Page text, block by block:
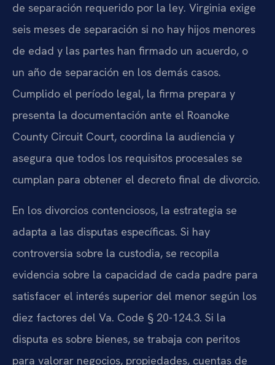
de separación requerido por la ley. Virginia exige
seis meses de separación si no hay hijos menores
de edad y las partes han firmado un acuerdo, o
un año de separación en los demás casos.
Cumplido el período legal, la firma prepara y
presenta la documentación ante el Roanoke
County Circuit Court, coordina la audiencia y
asegura que todos los requisitos procesales se
cumplan para obtener el decreto final de divorcio.
En los divorcios contenciosos, la estrategia se
adapta a las disputas específicas. Si hay
controversia sobre la custodia, se recopila
evidencia sobre la capacidad de cada padre para
satisfacer el interés superior del menor según los
diez factores del Va. Code § 20-124.3. Si la
disputa es sobre bienes, se trabaja con peritos
para valorar negocios, propiedades, cuentas de